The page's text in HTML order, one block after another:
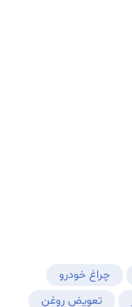
چراغ خودرو
تعویض روغن